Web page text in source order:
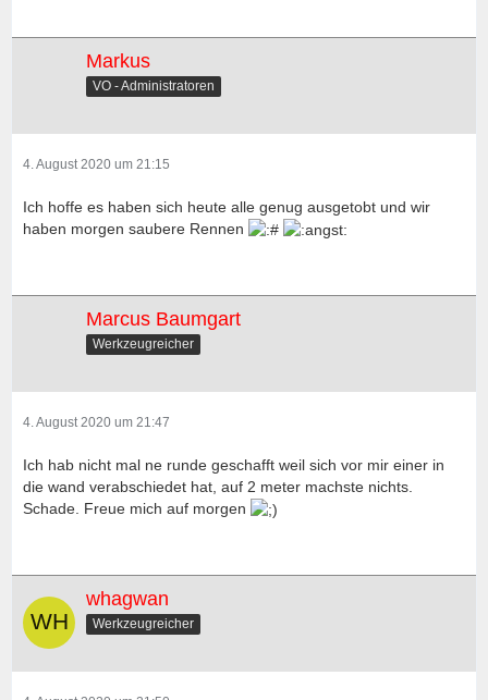
Markus
VO - Administratoren
4. August 2020 um 21:15
Ich hoffe es haben sich heute alle genug ausgetobt und wir
haben morgen saubere Rennen
Marcus Baumgart
Werkzeugreicher
4. August 2020 um 21:47
Ich hab nicht mal ne runde geschafft weil sich vor mir einer in
die wand verabschiedet hat, auf 2 meter machste nichts.
Schade. Freue mich auf morgen
whagwan
Werkzeugreicher